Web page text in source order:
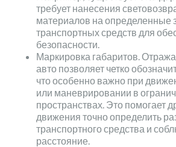
требует нанесения
материалов на определенные
транспортных средств для
безопасности.
Маркировка габаритов.
авто позволяет четко
что особенно важно при
или маневрировании в
пространствах. Это помогает
движения точно определить
транспортного средства и
расстояние.